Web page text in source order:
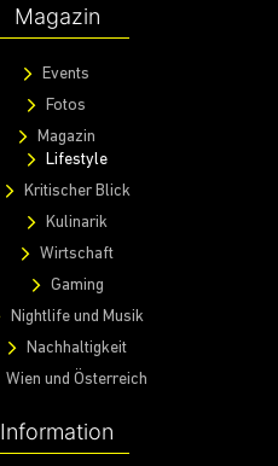
Magazin
Events
Fotos
Magazin
Lifestyle
Kritischer Blick
Kulinarik
Wirtschaft
Gaming
Nightlife und Musik
Nachhaltigkeit
Wien und Österreich
Information